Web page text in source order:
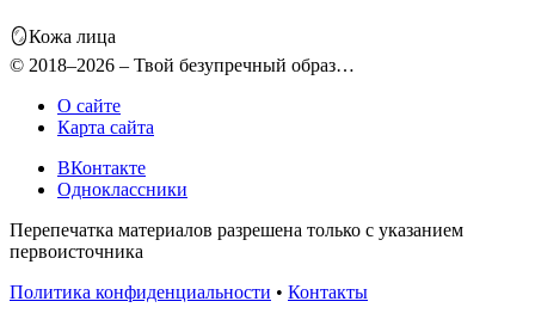
🪞Кожа лица
© 2018–2026 – Твой безупречный образ…
О сайте
Карта сайта
ВКонтакте
Одноклассники
Перепечатка материалов разрешена только с указанием
первоисточника
Политика конфиденциальности • Контакты